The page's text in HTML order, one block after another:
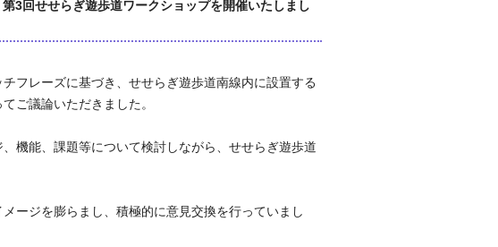
回せせらぎ遊歩道ワークショップを開催いたしまし
レーズに基づき、せせらぎ遊歩道南線内に設置する
ご議論いただきました。
機能、課題等について検討しながら、せせらぎ遊歩道
ージを膨らまし、積極的に意見交換を行っていまし